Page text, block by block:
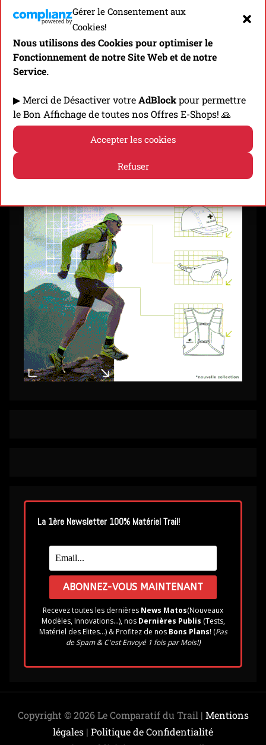
Gérer le Consentement aux
Cookies!
Nous utilisons des Cookies pour optimiser le
Fonctionnement de notre Site Web et de notre
Service.
▶ Merci de Désactiver votreAdBlockpour permettre
le Bon Affichage de toutes nos Offres E-Shops! 🙏
Accepter les cookies
Refuser
Nnormal Kjerag Brut, une déclinaison de la
première version dédiée aux terrains gras et
boueux!
Découvrir
⬇️ -10% EN CLIQUANT SUR LA BANNIÈRE! ⬇️
La 1ère Newsletter 100% Matériel Trail!
Recevez toutes les dernières News Matos(Nouveaux
Modèles, Innovations...), nosDernières Publis (Tests,
Matériel des Elites...) & Profitez de nosBons Plans! (Pas
de Spam & C'est Envoyé 1 fois par Mois!)
Copyright © 2026 Le Comparatif du Trail | Mentions
légales | Politique de Confidentialité